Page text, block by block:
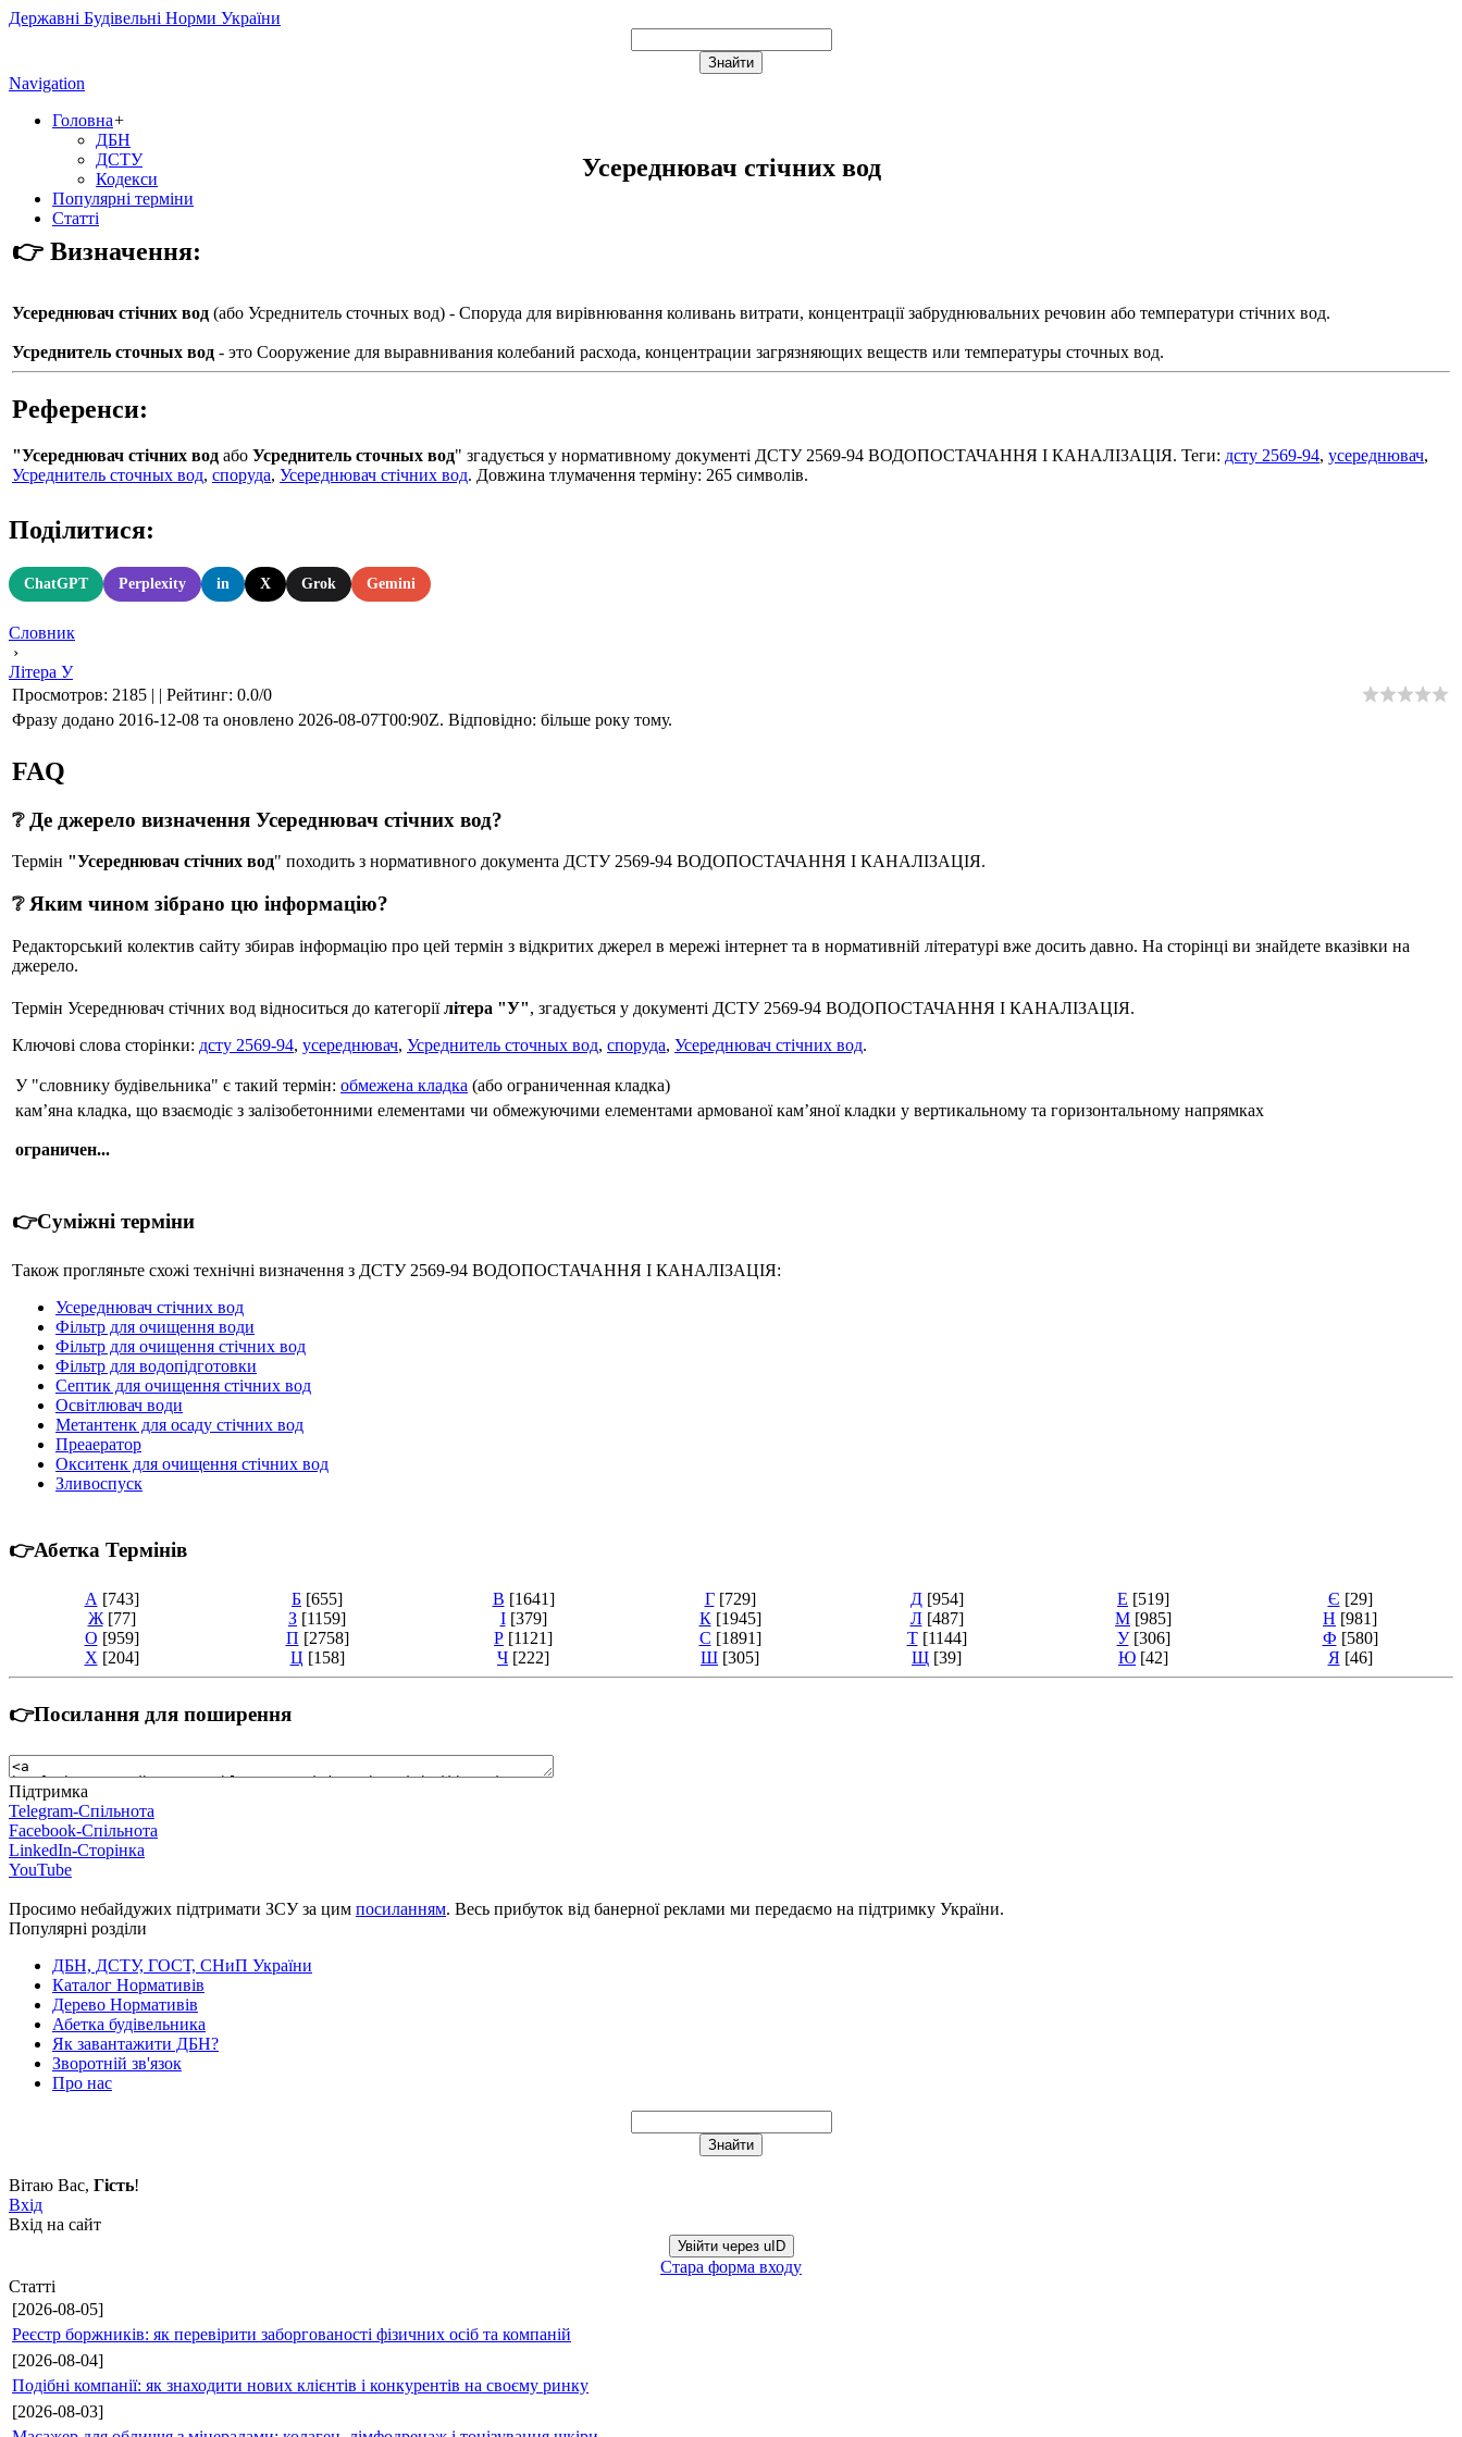
Державні Будівельні Норми України
Navigation
Головна+
ДБН
ДСТУ
Кодекси
Популярні терміни
Статті
Усереднювач стічних вод
👉 Визначення:
Усереднювач стічних вод (або Усреднитель сточных вод) - Споруда для вирівнювання коливань витрати, концентрації забруднювальних речовин або температури стічних вод.
Усреднитель сточных вод - это Сооружение для выравнивания колебаний расхода, концентрации загрязняющих веществ или температуры сточных вод.
Референси:
"Усереднювач стічних вод або Усреднитель сточных вод" згадується у нормативному документі ДСТУ 2569-94 ВОДОПОСТАЧАННЯ І КАНАЛІЗАЦІЯ. Теги: дсту 2569-94, усереднювач,
Усреднитель сточных вод, споруда, Усереднювач стічних вод. Довжина тлумачення терміну: 265 символів.
Поділитися:
ChatGPT Perplexity in X Grok Gemini
Словник
›
Літера У
Просмотров: 2185 | | Рейтинг: 0.0/0
Фразу додано 2016-12-08 та оновлено 2026-08-07T00:90Z. Відповідно: більше року тому.
FAQ
❔ Де джерело визначення Усереднювач стічних вод?
Термін "Усереднювач стічних вод" походить з нормативного документа ДСТУ 2569-94 ВОДОПОСТАЧАННЯ І КАНАЛІЗАЦІЯ.
❔ Яким чином зібрано цю інформацію?
Редакторський колектив сайту збирав інформацію про цей термін з відкритих джерел в мережі інтернет та в нормативній літературі вже досить давно. На сторінці ви знайдете вказівки на
джерело.
Термін Усереднювач стічних вод відноситься до категоріїлітера "У", згадується у документі ДСТУ 2569-94 ВОДОПОСТАЧАННЯ І КАНАЛІЗАЦІЯ.
Ключові слова сторінки: дсту 2569-94, усереднювач, Усреднитель сточных вод, споруда, Усереднювач стічних вод.
У "словнику будівельника" є такий термін: обмежена кладка (або ограниченная кладка)
кам’яна кладка, що взаємодіє з залізобетонними елементами чи обмежуючими елементами армованої кам’яної кладки у вертикальному та горизонтальному напрямках
ограничен...
👉Суміжні терміни
Також прогляньте схожі технічні визначення з ДСТУ 2569-94 ВОДОПОСТАЧАННЯ І КАНАЛІЗАЦІЯ:
Усереднювач стічних вод
Фільтр для очищення води
Фільтр для очищення стічних вод
Фільтр для водопідготовки
Септик для очищення стічних вод
Освітлювач води
Метантенк для осаду стічних вод
Преаератор
Окситенк для очищення стічних вод
Зливоспуск
👉Абетка Термінів
А [743] Б [655] В [1641] Г [729] Д [954] Е [519] Є [29]
Ж [77] З [1159] І [379] К [1945] Л [487] М [985] Н [981]
О [959] П [2758] Р [1121] С [1891] Т [1144] У [306] Ф [580]
Х [204] Ц [158] Ч [222] Ш [305] Щ [39] Ю [42] Я [46]
👉Посилання для поширення
Підтримка
Telegram-Спільнота
Facebook-Спільнота
LinkedIn-Сторінка
YouTube
Просимо небайдужих підтримати ЗСУ за цим посиланням. Весь прибуток від банерної реклами ми передаємо на підтримку України.
Популярні розділи
ДБН, ДСТУ, ГОСТ, СНиП України
Каталог Нормативів
Дерево Нормативів
Абетка будівельника
Як завантажити ДБН?
Зворотній зв'язок
Про нас
Вітаю Вас, Гість!
Вхід
Вхід на сайт
Увійти через uID
Стара форма входу
Статті
[2026-08-05]
Реєстр боржників: як перевірити заборгованості фізичних осіб та компаній
[2026-08-04]
Подібні компанії: як знаходити нових клієнтів і конкурентів на своєму ринку
[2026-08-03]